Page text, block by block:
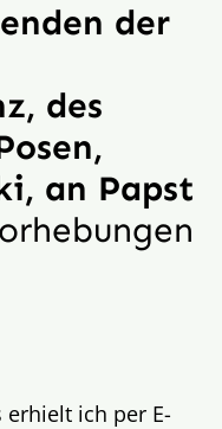
der
des
an Papst
erhielt ich per E-